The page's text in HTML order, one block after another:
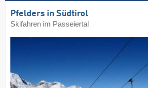
Pfelders in Südtirol
Skifahren im Passeiertal